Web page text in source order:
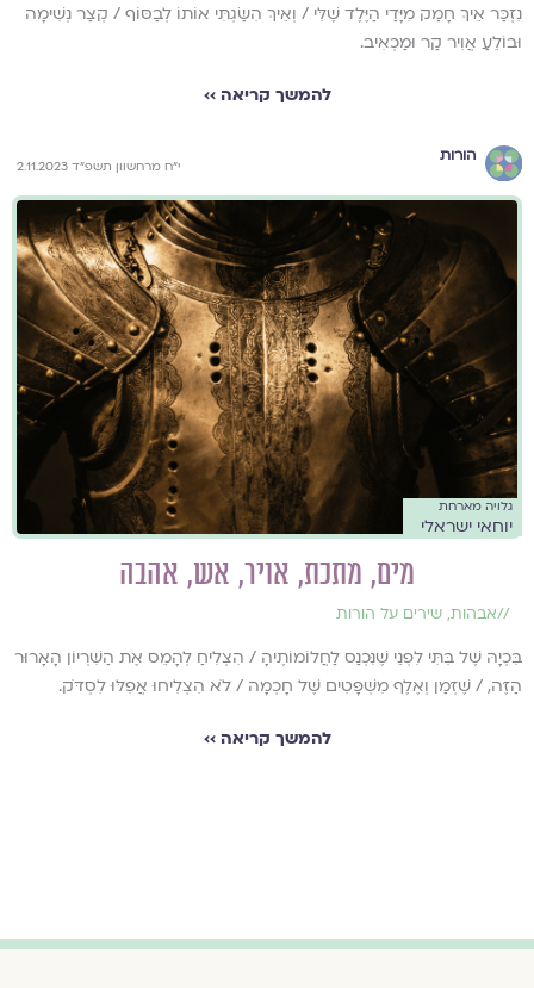
נִזְכַּר אֵיךְ חָמַק מִיָּדַי הַיֶּלֶד שֶׁלִּי / וְאֵיךְ הִשַּׂגְתִּי אוֹתוֹ לְבַסּוֹף / קְצַר נְשִׁימָה
וּבוֹלֵעַ אֲוִיר קַר וּמַכְאִיב.
להמשך קריאה ››
הורות
י״ח מרחשוון תשפ״ד 2.11.2023
גלויה מארחת
יוחאי ישראלי
מים, מתכת, אויר, אש, אהבה
//אבהות, שירים על הורות
בִּכְיָהּ שֶׁל בִּתִּי לִפְנֵי שֶׁנִּכְנַס לַחֲלוֹמוֹתֶיהָ / הִצְלִיחַ לְהָמֵס אֶת הַשִּׁרְיוֹן הָאָרוּר
הַזֶּה, / שֶׁזְּמַן וְאֶלֶף מִשְׁפָּטִים שֶׁל חָכְמָה / לֹא הִצְלִיחוּ אֲפִלּוּ לִסְדֹּק.
להמשך קריאה ››